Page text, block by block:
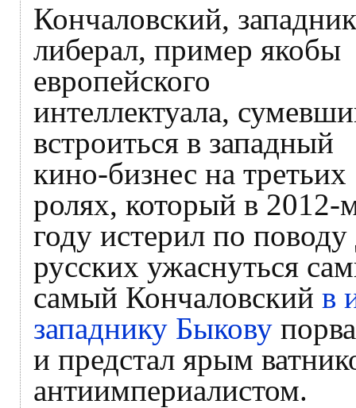
Кончаловский,
либерал, пример якобы
европейского
интеллектуала,
встроиться в западный
кино-бизнес на третьих
ролях, который в 2012-
году истерил по
русских ужаснуться
самый Кончаловский в
западнику Быкову
и предстал ярым
антиимпериалистом.